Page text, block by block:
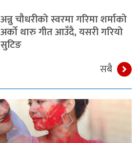
अन्नु चौधरीको स्वरमा गरिमा शर्माको
अर्को थारु गीत आउँदै, यसरी गरियो
सुटिङ
सबै